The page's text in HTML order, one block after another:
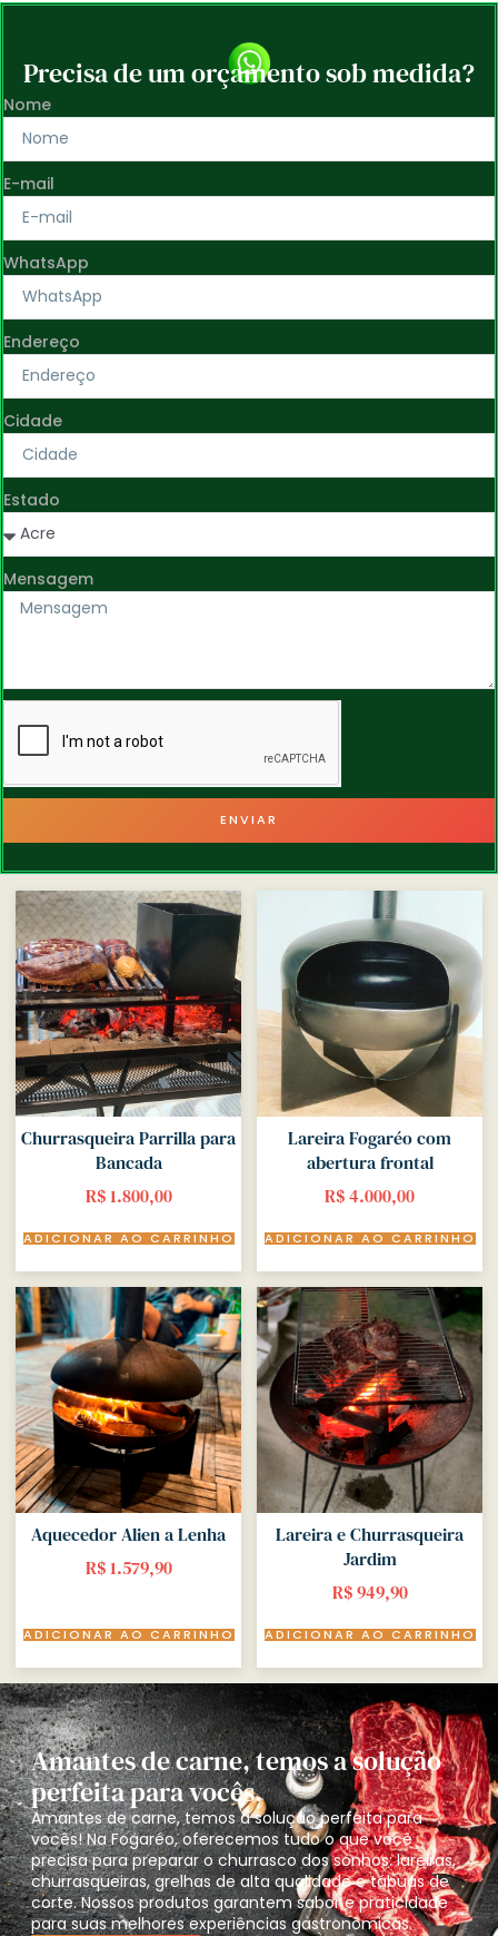
Precisa de um orçamento sob medida?
Nome
E-mail
WhatsApp
Endereço
Cidade
Estado
Mensagem
ENVIAR
Churrasqueira Parrilla para
Bancada
R$1.800,00
ADICIONAR AO CARRINHO
Lareira Fogaréo com
abertura frontal
R$4.000,00
ADICIONAR AO CARRINHO
Aquecedor Alien a Lenha
R$1.579,90
ADICIONAR AO CARRINHO
Lareira e Churrasqueira
Jardim
R$949,90
ADICIONAR AO CARRINHO
Amantes de carne, temos a solução
perfeita para vocês.
Amantes de carne, temos a solução perfeita para
vocês! Na Fogaréo, oferecemos tudo o que você
precisa para preparar o churrasco dos sonhos: lareiras,
churrasqueiras, grelhas de alta qualidade e tábuas de
corte. Nossos produtos garantem sabor e praticidade
para suas melhores experiências gastronômicas.